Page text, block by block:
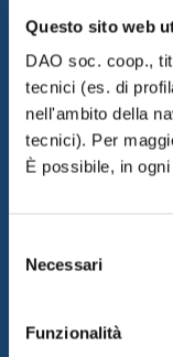
Questo sito web
DAO soc. coop.,
tecnici (es. di
nell'ambito della
tecnici). Per
È possibile, in
delNecessari
Funzionalità